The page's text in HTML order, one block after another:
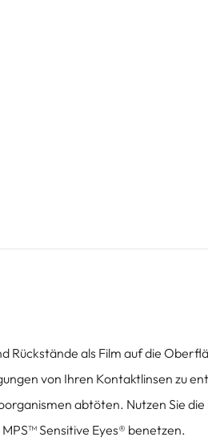
Rückstände als Film auf die
von Ihren Kontaktlinsen zu
abtöten. Nutzen Sie die
Sensitive Eyes® benetzen.